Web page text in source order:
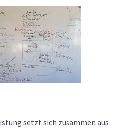
setzt sich zusammen aus